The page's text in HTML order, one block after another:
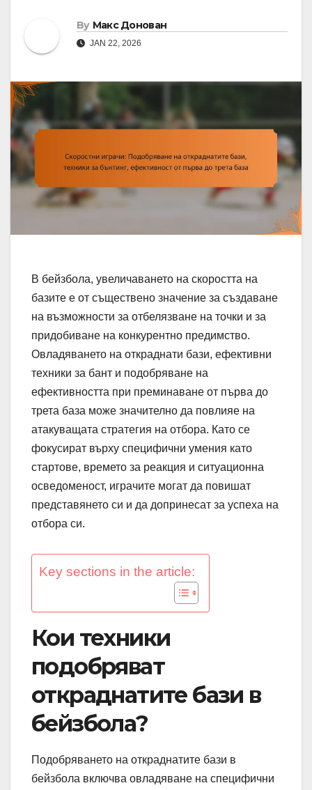
By Макс Донован
JAN 22, 2026
В бейзбола, увеличаването на скоростта на
базите е от съществено значение за създаване
на възможности за отбелязване на точки и за
придобиване на конкурентно предимство.
Овладяването на откраднати бази, ефективни
техники за бант и подобряване на
ефективността при преминаване от първа до
трета база може значително да повлияе на
атакуващата стратегия на отбора. Като се
фокусират върху специфични умения като
стартове, времето за реакция и ситуационна
осведоменост, играчите могат да повишат
представянето си и да допринесат за успеха на
отбора си.
Key sections in the article:
Кои техники
подобряват
откраднатите бази в
бейзбола?
Подобряването на откраднатите бази в
бейзбола включва овладяване на специфични